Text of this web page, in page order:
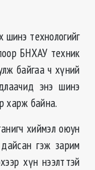
шинэ теxнологийг
БНХАУ теxник
байгаа ч хүний
энэ шинэ
харж байна.
хиймэл оюун
гэж зарим
хүн нээлттэй